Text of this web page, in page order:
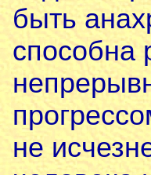
быть
способна
не